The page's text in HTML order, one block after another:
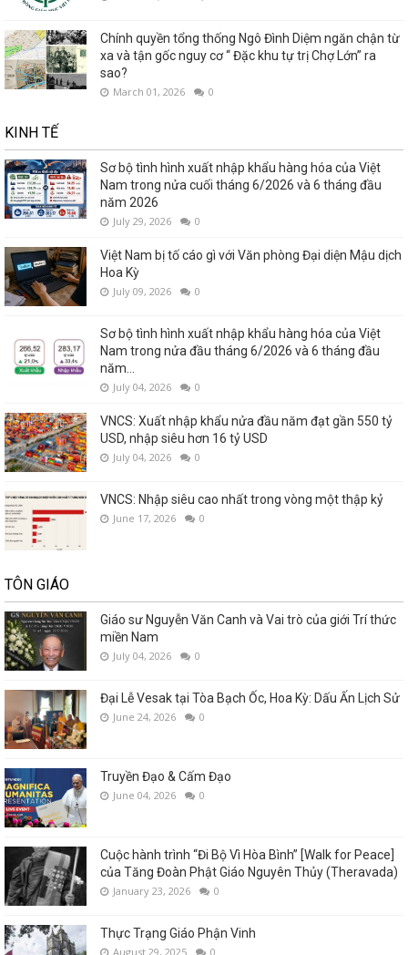
Chính quyền tổng thống Ngô Đình Diệm ngăn chận từ
xa và tận gốc nguy cơ “ Đặc khu tự trị Chợ Lớn” ra
sao?
March 01, 2026 0
KINH TẾ
Sơ bộ tình hình xuất nhập khẩu hàng hóa của Việt
Nam trong nửa cuối tháng 6/2026 và 6 tháng đầu
năm 2026
July 29, 2026 0
Việt Nam bị tố cáo gì với Văn phòng Đại diện Mậu dịch
Hoa Kỳ
July 09, 2026 0
Sơ bộ tình hình xuất nhập khẩu hàng hóa của Việt
Nam trong nửa đầu tháng 6/2026 và 6 tháng đầu
năm...
July 04, 2026 0
VNCS: Xuất nhập khẩu nửa đầu năm đạt gần 550 tỷ
USD, nhập siêu hơn 16 tỷ USD
July 04, 2026 0
VNCS: Nhập siêu cao nhất trong vòng một thập kỷ
June 17, 2026 0
TÔN GIÁO
Giáo sư Nguyễn Văn Canh và Vai trò của giới Trí thức
miền Nam
July 04, 2026 0
Đại Lễ Vesak tại Tòa Bạch Ốc, Hoa Kỳ: Dấu Ấn Lịch Sử
June 24, 2026 0
Truyền Đạo & Cấm Đạo
June 04, 2026 0
Cuộc hành trình “Đi Bộ Vì Hòa Bình” [Walk for Peace]
của Tăng Đoàn Phật Giáo Nguyên Thủy (Theravada)
January 23, 2026 0
Thực Trạng Giáo Phận Vinh
August 29, 2025 0